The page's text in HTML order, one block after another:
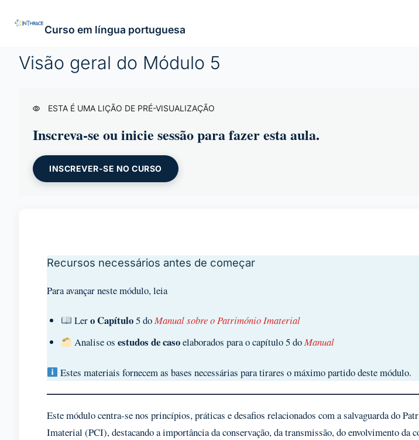
Curso em língua portuguesa
Visão geral do Módulo 5
ESTA É UMA LIÇÃO DE PRÉ-VISUALIZAÇÃO
Inscreva-se ou inicie sessão para fazer esta aula.
INSCREVER-SE NO CURSO
Recursos necessários antes de começar
Para avançar neste módulo, leia
Lero Capítulo5 doManual sobre o Património Imaterial
Analise osestudos de casoelaborados para o capítulo 5 doManual
Estes materiais fornecem as bases necessárias para tirares o máximo partido deste módulo.
Este módulo centra-se nos princípios, práticas e desafios relacionados com a salvaguarda do
Imaterial (PCI), destacando a importância da conservação, da transmissão, do envolvimento da